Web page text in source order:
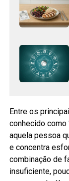
Entre os
conhecido como
aquela pessoa
e concentra
combinação de
insuficiente,